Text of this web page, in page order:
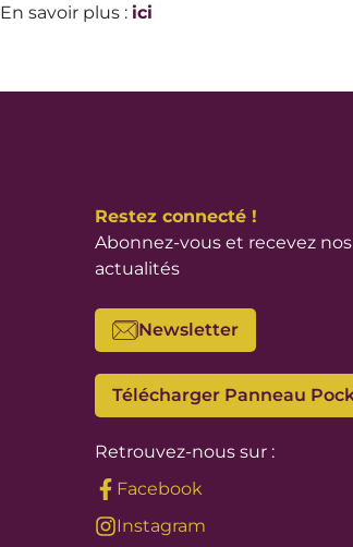
En savoir plus : ici
Restez connecté !
Abonnez-vous et recevez nos
actualités
Newsletter
Télécharger Panneau
Retrouvez-nous sur :
Facebook
Instagram